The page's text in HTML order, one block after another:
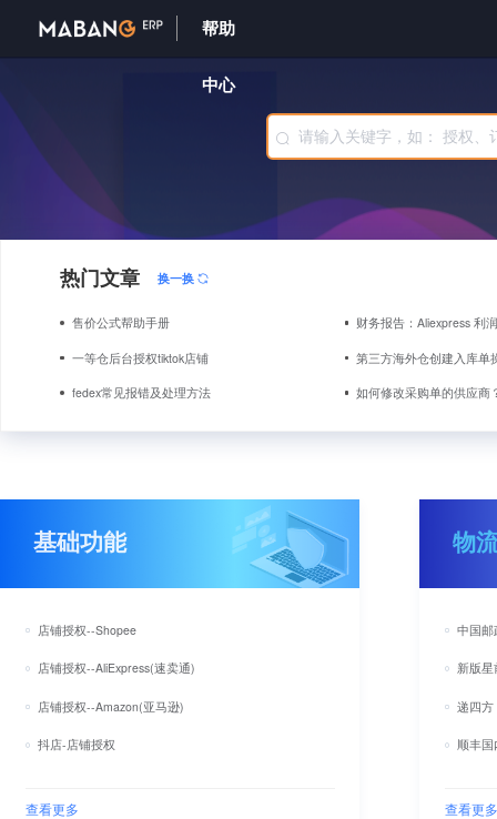
帮助
中心
热门文章 换一换
售价公式帮助手册 财务报告：Aliexpress 利
一等仓后台授权tiktok店铺 第三方海外仓创建入库单
fedex常见报错及处理方法 如何修改采购单的供应商
基础功能
店铺授权--Shopee
店铺授权--AliExpress(速卖通)
店铺授权--Amazon(亚马逊)
抖店-店铺授权
查看更多
物
中国
新版星
递四方
顺丰国
查看更多